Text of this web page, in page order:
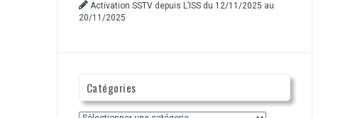
Activation SSTV depuis L’ISS du 12/11/2025 au
20/11/2025
Catégories